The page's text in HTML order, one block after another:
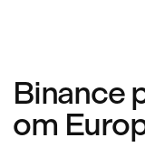
Binance
om